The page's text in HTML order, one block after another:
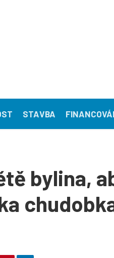
STAVBA
bylina,